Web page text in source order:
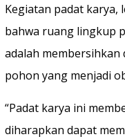
Kegiatan padat karya,
bahwa ruang lingkup
adalah
pohon yang menjadi
“Padat karya ini
diharapkan dapat